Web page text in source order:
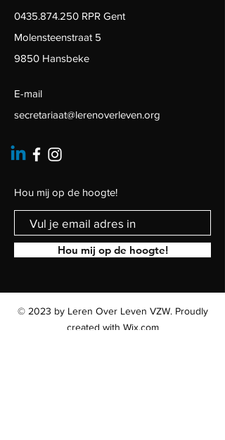
0435.874.250 RPR Gent
Molensteenstraat 5
9850 Hansbeke
E-mail
secretariaat@lerenoverleven.org
Hou mij op de hoogte!
Hou mij op de hoogte!
© 2023 by Leren Over Leven VZW. Proudly
created with Wix.com